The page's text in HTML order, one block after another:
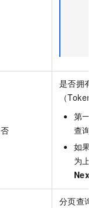
否
是否拥有
（Token
第一
查询
如果
为上
分页查询